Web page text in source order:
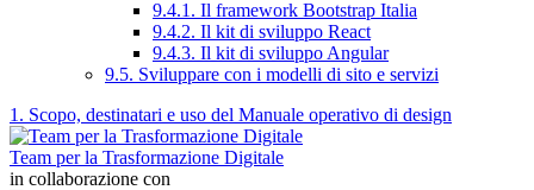
9.4.1. Il framework Bootstrap Italia
9.4.2. Il kit di sviluppo React
9.4.3. Il kit di sviluppo Angular
9.5. Sviluppare con i modelli di sito e servizi
1. Scopo, destinatari e uso del Manuale operativo di design
Team per la Trasformazione Digitale
in collaborazione con